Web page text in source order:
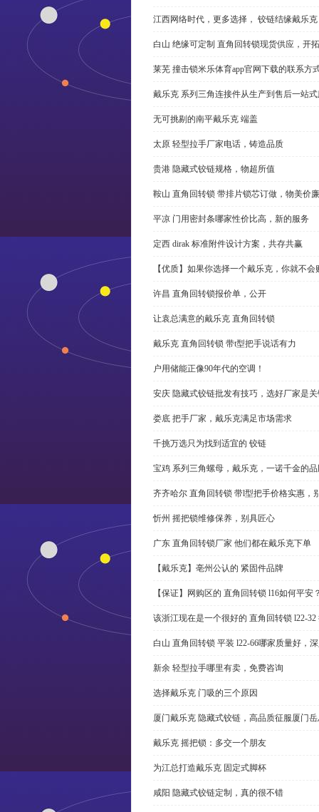
江西网络时代，更多选择， 铰链结缘戴乐克
白山 绝缘可定制 直角回转锁现货供应，开
莱芜 撞击锁米乐体育app官网下载的联系方
戴乐克 系列三角连接件从生产到售后一站
无可挑剔的南平戴乐克 端盖
太原 轻型拉手厂家电话，铸造品质
贵港 隐藏式铰链规格，物超所值
鞍山 直角回转锁 带排片锁芯订做，物美价廉
平凉 门用密封条哪家性价比高，新的服务
定西 dirak 标准附件设计方案，共存共赢
【优质】如果你选择一个戴乐克，你就不
许昌 直角回转锁报价单，公开
让袁总满意的戴乐克 直角回转锁
戴乐克 直角回转锁 带t型把手说话有力
户用储能正像90年代的空调！
安庆 隐藏式铰链批发有技巧，选好厂家是
娄底 把手厂家，戴乐克满足市场需求
千挑万选只为找到适宜的 铰链
宝鸡 系列三角螺母，戴乐克，一诺千金的
齐齐哈尔 直角回转锁 带l型把手价格实惠，
忻州 摇把锁维修保养，别具匠心
广东 直角回转锁厂家 他们都在戴乐克下单
【戴乐克】亳州公认的 紧固件品牌
【保证】网购区的 直角回转锁 l16如何平安
该浙江现在是一个很好的 直角回转锁 l22-
白山 直角回转锁 平装 l22-66哪家质量好，
新余 轻型拉手哪里有卖，免费咨询
选择戴乐克 门吸的三个原因
厦门戴乐克 隐藏式铰链，高品质征服厦门
戴乐克 摇把锁：多交一个朋友
为江总打造戴乐克 固定式脚杯
咸阳 隐藏式铰链定制，真的很不错